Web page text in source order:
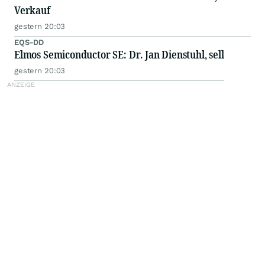
Verkauf
gestern 20:03
EQS-DD
Elmos Semiconductor SE: Dr. Jan Dienstuhl, sell
gestern 20:03